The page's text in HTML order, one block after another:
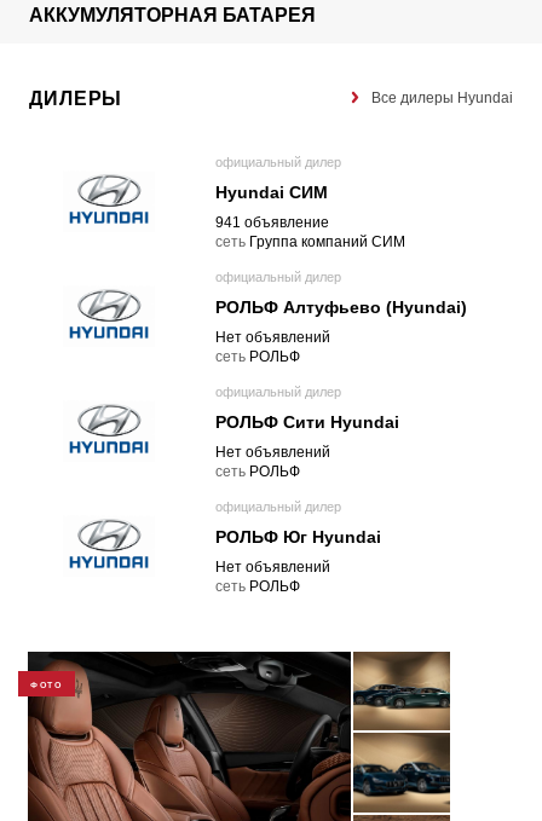
АККУМУЛЯТОРНАЯ БАТАРЕЯ
ДИЛЕРЫ Все дилеры Hyundai
официальный дилер
Hyundai СИМ
941 объявление
cеть Группа компаний СИМ
официальный дилер
РОЛЬФ Алтуфьево (Hyundai)
Нет объявлений
cеть РОЛЬФ
официальный дилер
РОЛЬФ Сити Hyundai
Нет объявлений
cеть РОЛЬФ
официальный дилер
РОЛЬФ Юг Hyundai
Нет объявлений
cеть РОЛЬФ
ФОТО